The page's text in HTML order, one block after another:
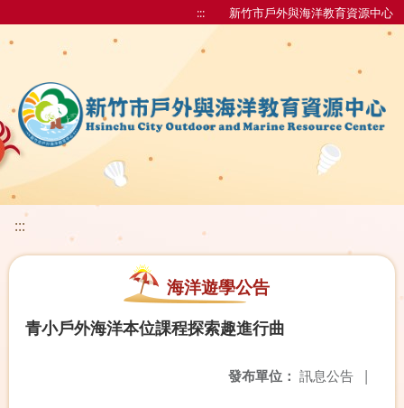
::: 新竹市戶外與海洋教育資源中心
:::
海洋遊學公告
青小戶外海洋本位課程探索趣進行曲
發布單位： 訊息公告 |